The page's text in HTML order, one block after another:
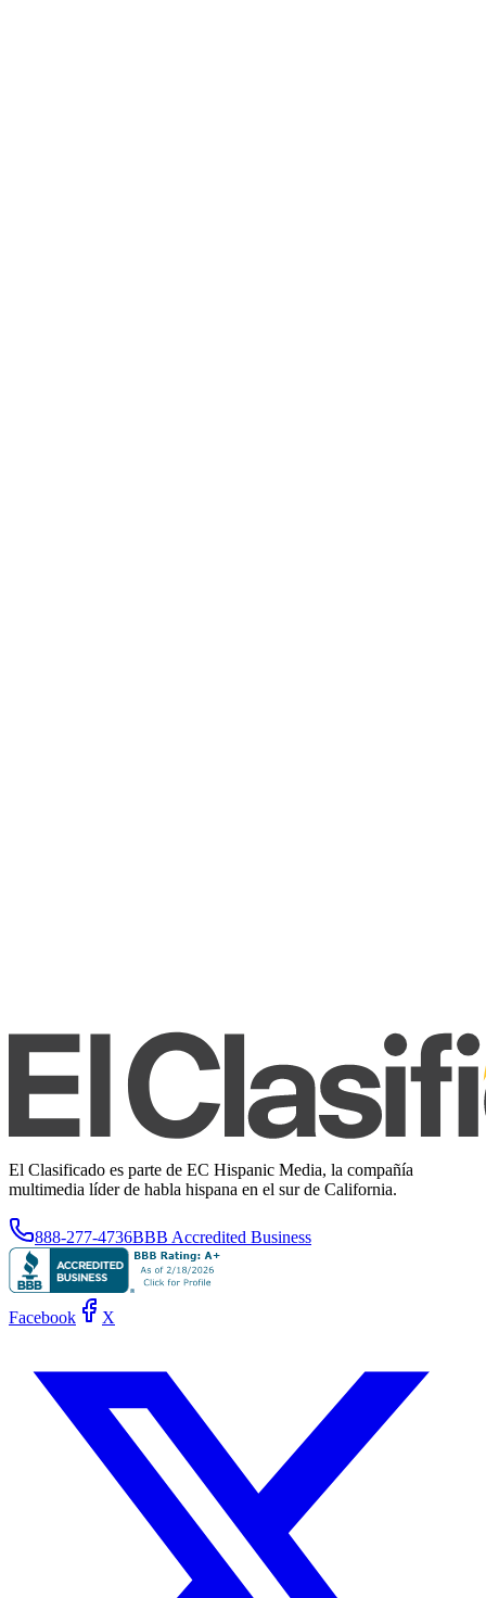
El Clasificado es parte de EC Hispanic Media, la compañía
multimedia líder de habla hispana en el sur de California.
888-277-4736BBB Accredited Business
Facebook X